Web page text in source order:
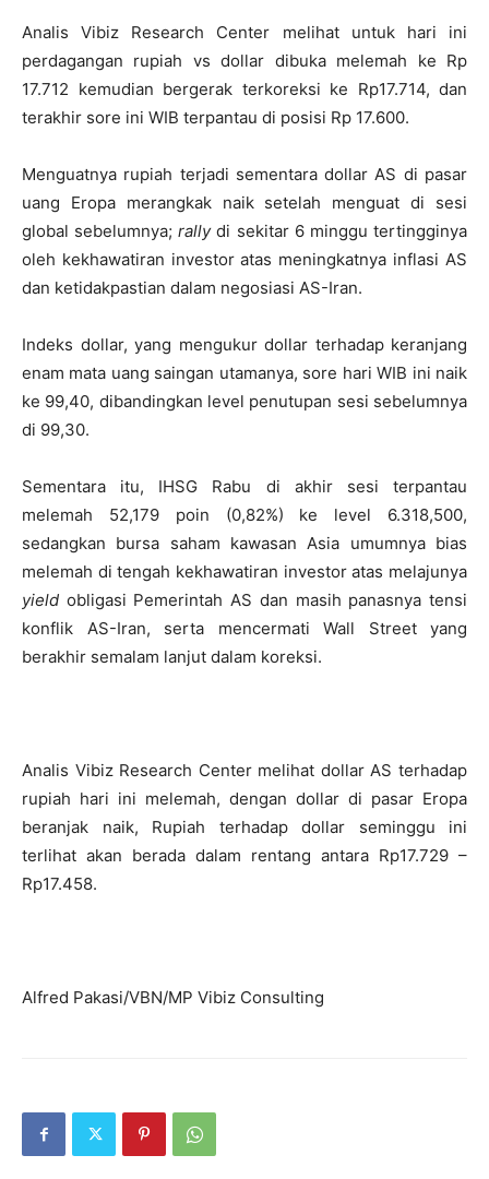
Analis Vibiz Research Center melihat untuk hari ini
perdagangan rupiah vs dollar dibuka melemah ke Rp
17.712 kemudian bergerak terkoreksi ke Rp17.714, dan
terakhir sore ini WIB terpantau di posisi Rp 17.600.
Menguatnya rupiah terjadi sementara dollar AS di pasar
uang Eropa merangkak naik setelah menguat di sesi
global sebelumnya;rallydi sekitar 6 minggu tertingginya
oleh kekhawatiran investor atas meningkatnya inflasi AS
dan ketidakpastian dalam negosiasi AS-Iran.
Indeks dollar, yang mengukur dollar terhadap keranjang
enam mata uang saingan utamanya, sore hari WIB ini naik
ke 99,40, dibandingkan level penutupan sesi sebelumnya
di 99,30.
Sementara itu, IHSG Rabu di akhir sesi terpantau
melemah 52,179 poin (0,82%) ke level 6.318,500,
sedangkan bursa saham kawasan Asia umumnya bias
melemah di tengah kekhawatiran investor atas melajunya
yield obligasi Pemerintah AS dan masih panasnya tensi
konflik AS-Iran, serta mencermati Wall Street yang
berakhir semalam lanjut dalam koreksi.
Analis Vibiz Research Center melihat dollar AS terhadap
rupiah hari ini melemah, dengan dollar di pasar Eropa
beranjak naik, Rupiah terhadap dollar seminggu ini
terlihat akan berada dalam rentang antara Rp17.729 –
Rp17.458.
Alfred Pakasi/VBN/MP Vibiz Consulting